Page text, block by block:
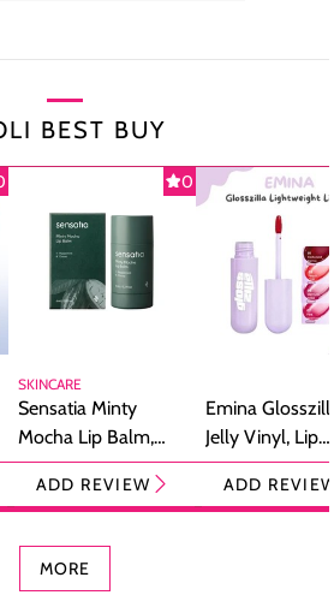
BEST BUY
0
SKINCARE
Sensatia Minty
Mocha Lip Balm,
Pelembap Bibir
dengan Aroma
ADD REVIEW
Emina
Jelly Vinyl, Lip
Cream Glossy
Ringan
ADD
MORE